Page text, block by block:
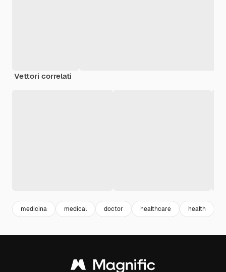
Vettori correlati
medicina medical doctor healthcare health